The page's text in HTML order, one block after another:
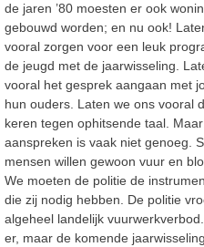
de jaren ’80 moesten er ook
gebouwd worden; en nu ook!
vooral zorgen voor een leuk
de jeugd met de jaarwisseling.
vooral het gesprek aangaan met
hun ouders. Laten we ons vooral
keren tegen ophitsende taal.
aanspreken is vaak niet genoeg.
mensen willen gewoon vuur en
We moeten de politie de
die zij nodig hebben. De politie
algeheel landelijk
er, maar de komende